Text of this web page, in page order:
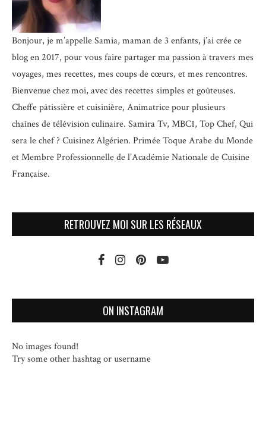
Bonjour, je m’appelle Samia, maman de 3 enfants, j’ai crée ce
blog en 2017, pour vous faire partager ma passion à travers mes
voyages, mes recettes, mes coups de cœurs, et mes rencontres.
Bienvenue chez moi, avec des recettes simples et goûteuses.
Cheffe pâtissière et cuisinière, Animatrice pour plusieurs
chaînes de télévision culinaire. Samira Tv, MBC1, Top Chef, Qui
sera le chef ? Cuisinez Algérien. Primée Toque Arabe du Monde
etMembre Professionnelle de l’Académie Nationale de Cuisine
Française.
RETROUVEZ MOI SUR LES RÉSEAUX
ON INSTAGRAM
No images found!
Try some other hashtag or username